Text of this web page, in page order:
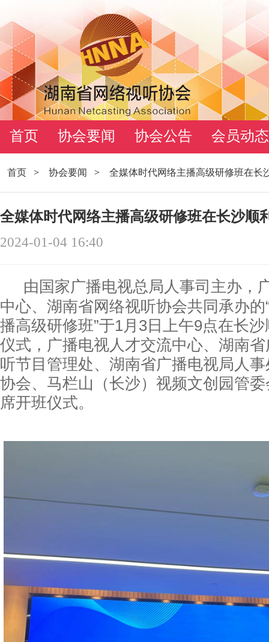
首页 协会要闻 协会公告 会员动态
首页 > 协会要闻 > 全媒体时代网络主播高级研修班在长
全媒体时代网络主播高级研修班在长沙顺
2024-01-04 16:40
由国家广播电视总局人事司主办，
中心、湖南省网络视听协会共同承办
播高级研修班”于1月3日上午9点在长
仪式，广播电视人才交流中心、湖南
听节目管理处、湖南省广播电视局人
协会、马栏山（长沙）视频文创园管
席开班仪式。